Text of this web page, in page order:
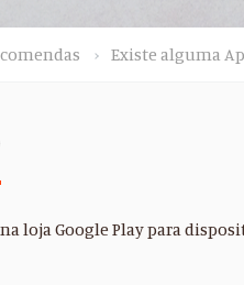
Existe alguma
loja Google Play para